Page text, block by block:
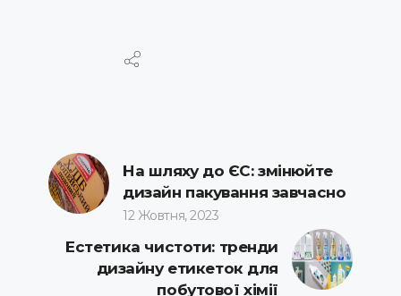
На шляху до ЄС: змінюйте
дизайн пакування завчасно
12 Жовтня, 2023
Естетика чистоти: тренди
дизайну етикеток для
побутової хімії